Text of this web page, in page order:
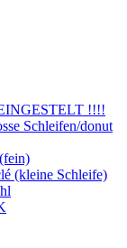
!!!!
Schleifen/donut
(kleine Schleife)